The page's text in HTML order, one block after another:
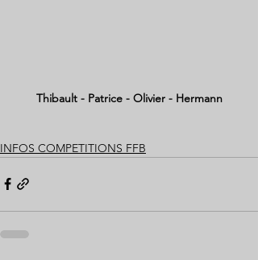
Thibault - Patrice - Olivier - Hermann
INFOS COMPETITIONS FFB